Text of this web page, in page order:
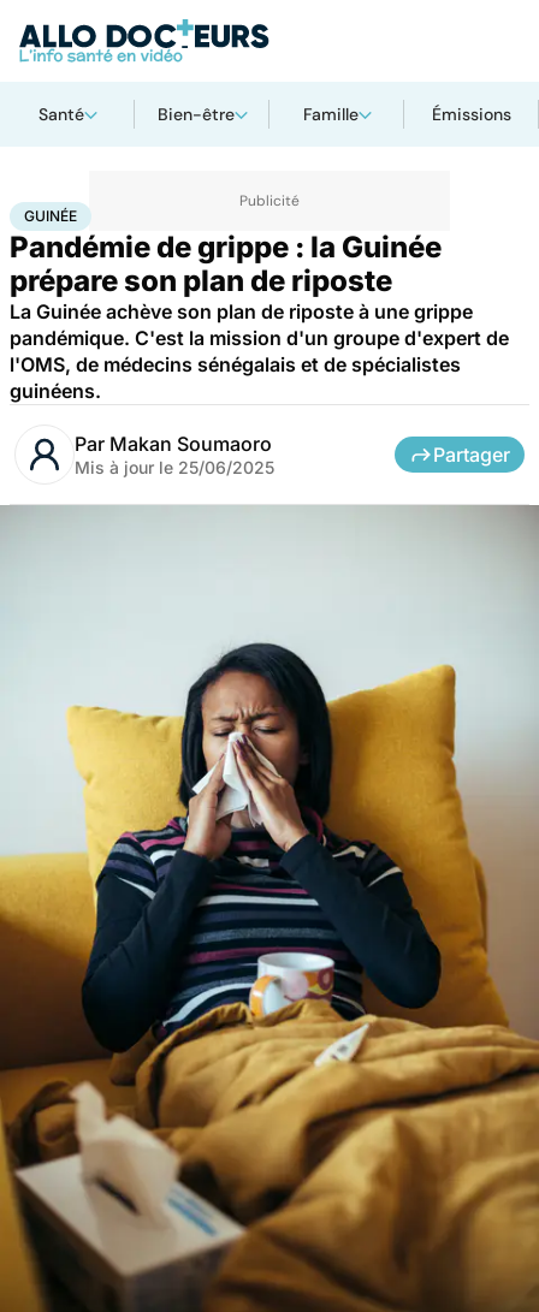
Santé Bien-être Famille Émissions
AccueilSanté Maladies infectieuses
GUINÉE
Pandémie de grippe : la Guinée
prépare son plan de riposte
La Guinée achève son plan de riposte à une grippe
pandémique. C'est la mission d'un groupe d'expert de
l'OMS, de médecins sénégalais et de spécialistes
guinéens.
Par Makan Soumaoro
Mis à jour le 25/06/2025
Partager